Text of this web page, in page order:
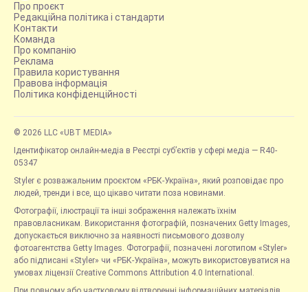
Про проєкт
Редакційна політика і стандарти
Контакти
Команда
Про компанію
Реклама
Правила користування
Правова інформація
Політика конфіденційності
© 2026 LLC «UBT MEDIA»
Ідентифікатор онлайн-медіа в Реєстрі суб’єктів у сфері медіа — R40-
05347
Styler є розважальним проєктом «РБК-Україна», який розповідає про
людей, тренди і все, що цікаво читати поза новинами.
Фотографії, ілюстрації та інші зображення належать їхнім
правовласникам. Використання фотографій, позначених Getty Images,
допускається виключно за наявності письмового дозволу
фотоагентства Getty Images. Фотографії, позначені логотипом «Styler»
або підписані «Styler» чи «РБК-Україна», можуть використовуватися на
умовах ліцензії Creative Commons Attribution 4.0 International.